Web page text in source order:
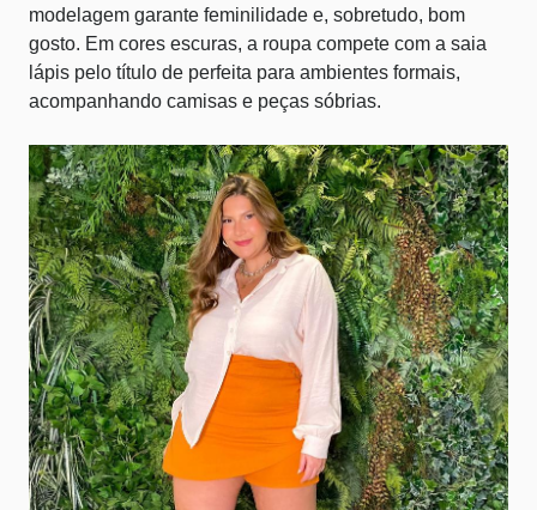
modelagem garante feminilidade e, sobretudo, bom
gosto. Em cores escuras, a roupa compete com a saia
lápis pelo título de perfeita para ambientes formais,
acompanhando camisas e peças sóbrias.